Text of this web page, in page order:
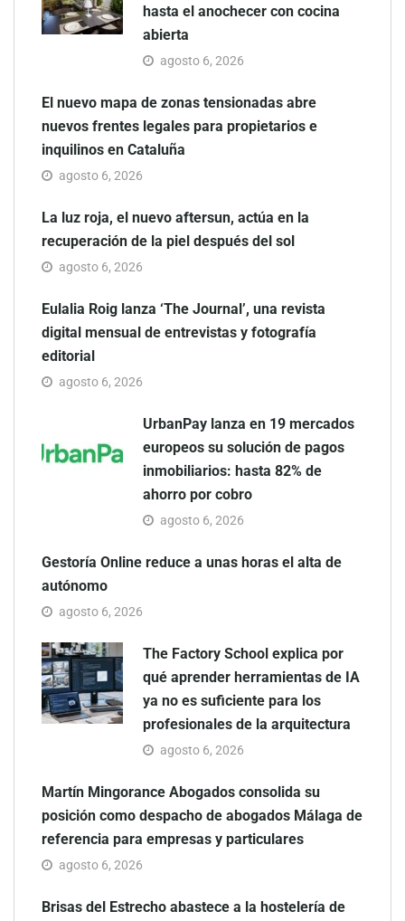
hasta el anochecer con cocina
abierta
agosto 6, 2026
El nuevo mapa de zonas tensionadas abre
nuevos frentes legales para propietarios e
inquilinos en Cataluña
agosto 6, 2026
La luz roja, el nuevo aftersun, actúa en la
recuperación de la piel después del sol
agosto 6, 2026
Eulalia Roig lanza ‘The Journal’, una revista
digital mensual de entrevistas y fotografía
editorial
agosto 6, 2026
UrbanPay lanza en 19 mercados
europeos su solución de pagos
inmobiliarios: hasta 82% de
ahorro por cobro
agosto 6, 2026
Gestoría Online reduce a unas horas el alta de
autónomo
agosto 6, 2026
The Factory School explica por
qué aprender herramientas de IA
ya no es suficiente para los
profesionales de la arquitectura
agosto 6, 2026
Martín Mingorance Abogados consolida su
posición como despacho de abogados Málaga de
referencia para empresas y particulares
agosto 6, 2026
Brisas del Estrecho abastece a la hostelería de